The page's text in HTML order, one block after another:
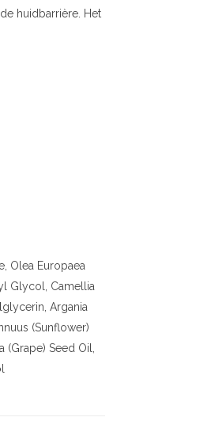
huidbarrière. Het
Olea Europaea
Glycol, Camellia
Argania
(Sunflower)
Seed Oil,